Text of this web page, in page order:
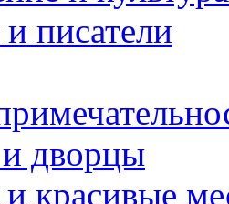
писатели
дворцы
красивые